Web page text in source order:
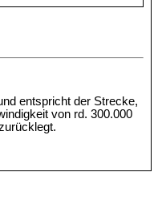
entspricht der Strecke,
von rd. 300.000